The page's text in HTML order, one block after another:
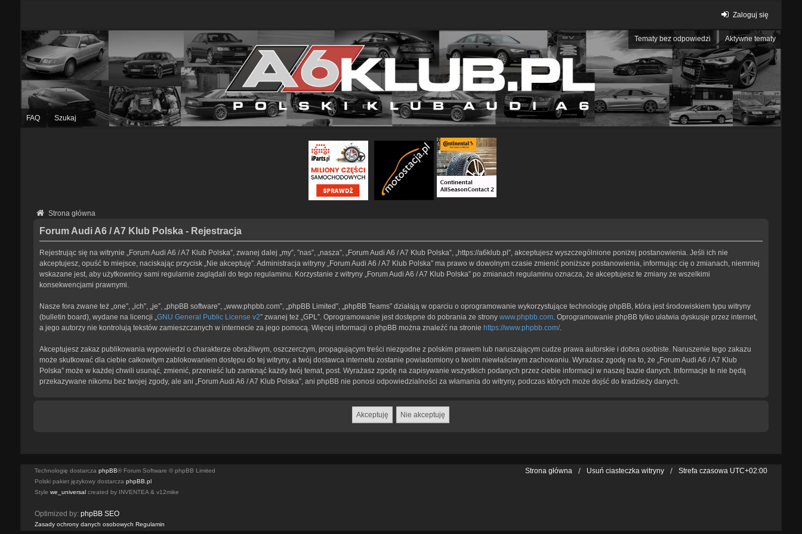
Zaloguj się
Tematy bez odpowiedzi Aktywne tematy
FAQ Szukaj
Strona główna
Forum Audi A6 / A7 Klub Polska - Rejestracja
Rejestrując się na witrynie „Forum Audi A6 / A7 Klub Polska”, zwanej dalej „my”, ”nas”, „nasza”, „Forum Audi A6 / A7 Klub Polska”, „https://a6klub.pl”, akceptujesz wyszczególnione poniżej postanowienia. Jeśli ich nie
akceptujesz, opuść to miejsce, naciskając przycisk „Nie akceptuję”. Administracja witryny „Forum Audi A6 / A7 Klub Polska” ma prawo w dowolnym czasie zmienić poniższe postanowienia, informując cię o zmianach, niemniej
wskazane jest, aby użytkownicy sami regularnie zaglądali do tego regulaminu. Korzystanie z witryny „Forum Audi A6 / A7 Klub Polska” po zmianach regulaminu oznacza, że akceptujesz te zmiany ze wszelkimi
konsekwencjami prawnymi.
Nasze fora zwane też „one”, „ich”, „je”, „phpBB software”, „www.phpbb.com”, „phpBB Limited”, „phpBB Teams” działają w oparciu o oprogramowanie wykorzystujące technologię phpBB, która jest środowiskiem typu witryny
(bulletin board), wydane na licencji „GNU General Public License v2” zwanej też „GPL”. Oprogramowanie jest dostępne do pobrania ze strony www.phpbb.com. Oprogramowanie phpBB tylko ułatwia dyskusje przez internet,
a jego autorzy nie kontrolują tekstów zamieszczanych w internecie za jego pomocą. Więcej informacji o phpBB można znaleźć na stronie https://www.phpbb.com/.
Akceptujesz zakaz publikowania wypowiedzi o charakterze obraźliwym, oszczerczym, propagującym treści niezgodne z polskim prawem lub naruszającym cudze prawa autorskie i dobra osobiste. Naruszenie tego zakazu
może skutkować dla ciebie całkowitym zablokowaniem dostępu do tej witryny, a twój dostawca internetu zostanie powiadomiony o twoim niewłaściwym zachowaniu. Wyrażasz zgodę na to, że „Forum Audi A6 / A7 Klub
Polska” może w każdej chwili usunąć, zmienić, przenieść lub zamknąć każdy twój temat, post. Wyrażasz zgodę na zapisywanie wszystkich podanych przez ciebie informacji w naszej bazie danych. Informacje te nie będą
przekazywane nikomu bez twojej zgody, ale ani „Forum Audi A6 / A7 Klub Polska”, ani phpBB nie ponosi odpowiedzialności za włamania do witryny, podczas których może dojść do kradzieży danych.
Strona główna Usuń ciasteczka witryny Strefa czasowa UTC+02:00
Technologię dostarcza phpBB® Forum Software © phpBB Limited
Polski pakiet językowy dostarcza phpBB.pl
Style we_universalcreated by INVENTEA & v12mike
Optimized by: phpBB SEO
Zasady ochrony danych osobowych Regulamin